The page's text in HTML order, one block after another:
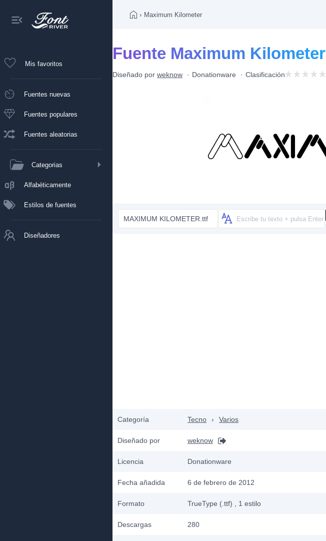
Mis favoritos
Fuentes nuevas
Fuentes populares
Fuentes aleatorias
Categorias
Alfabéticamente
Estilos de fuentes
Diseñadores
› Maximum Kilometer
Fuente Maximum Kilometer
Diseñado por weknow Donationware Clasificación
MAXIMUM KILOMETER.ttf
Categoría Tecno › Varios
Diseñado por weknow
Licencia Donationware
Fecha añadida 6 de febrero de 2012
Formato TrueType (.ttf) , 1 estilo
Descargas 280